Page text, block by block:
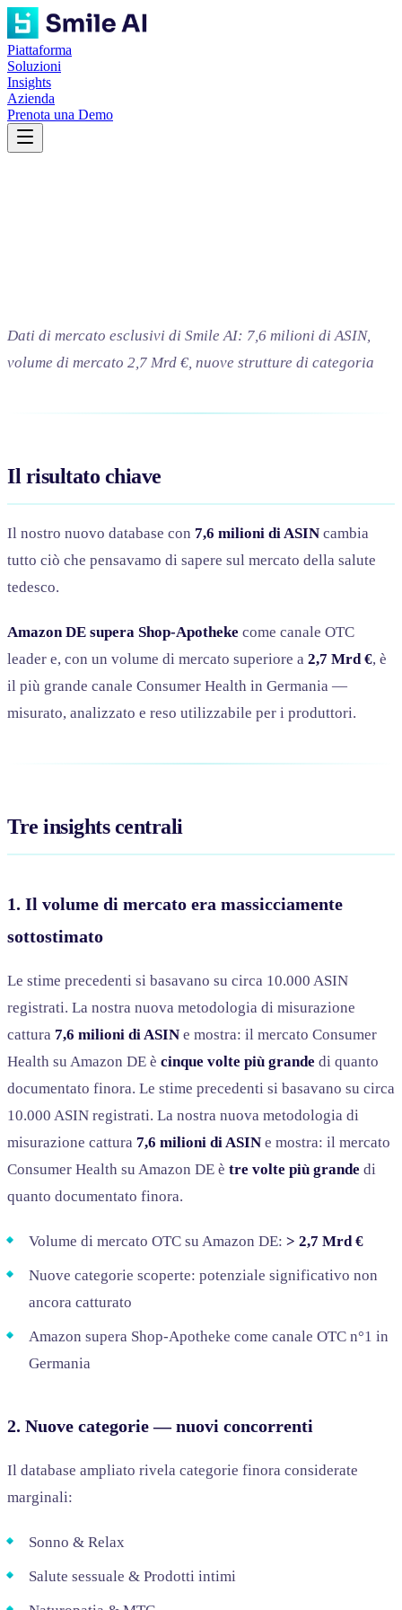
Piattaforma
Soluzioni
Insights
Azienda
Prenota una Demo
Dati di mercato esclusivi di Smile AI: 7,6 milioni di ASIN,
volume di mercato 2,7 Mrd €, nuove strutture di categoria
Il risultato chiave
Il nostro nuovo database con 7,6 milioni di ASIN cambia
tutto ciò che pensavamo di sapere sul mercato della salute
tedesco.
Amazon DE supera Shop-Apotheke come canale OTC
leader e, con un volume di mercato superiore a 2,7 Mrd €, è
il più grande canale Consumer Health in Germania —
misurato, analizzato e reso utilizzabile per i produttori.
Tre insights centrali
1. Il volume di mercato era massicciamente
sottostimato
Le stime precedenti si basavano su circa 10.000 ASIN
registrati. La nostra nuova metodologia di misurazione
cattura 7,6 milioni di ASIN e mostra: il mercato Consumer
Health su Amazon DE è cinque volte più grande di quanto
documentato finora. Le stime precedenti si basavano su circa
10.000 ASIN registrati. La nostra nuova metodologia di
misurazione cattura 7,6 milioni di ASIN e mostra: il mercato
Consumer Health su Amazon DE è tre volte più grande di
quanto documentato finora.
Volume di mercato OTC su Amazon DE: > 2,7 Mrd €
Nuove categorie scoperte: potenziale significativo non
ancora catturato
Amazon supera Shop-Apotheke come canale OTC n°1 in
Germania
2. Nuove categorie — nuovi concorrenti
Il database ampliato rivela categorie finora considerate
marginali:
Sonno & Relax
Salute sessuale & Prodotti intimi